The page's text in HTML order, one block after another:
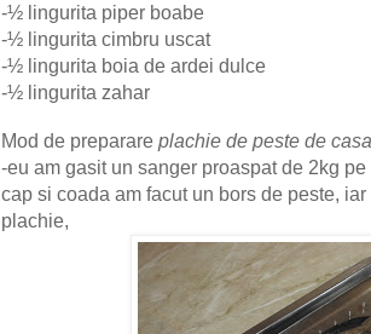
-½ lingurita piper boabe
-½ lingurita cimbru uscat
-½ lingurita boia de ardei dulce
-½ lingurita zahar
Mod de preparare plachie de peste de casa
-eu am gasit un sanger proaspat de 2kg
cap si coada am facut un bors de peste,
plachie,